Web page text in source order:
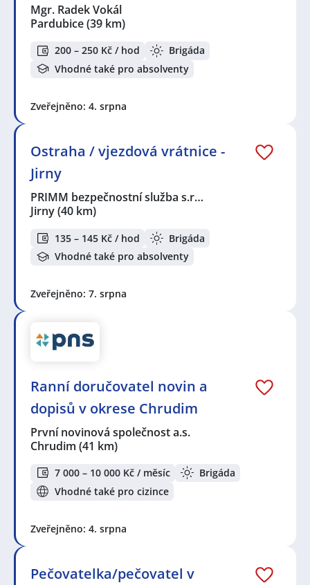
Mgr. Radek Vokál
Pardubice(39 km)
200 – 250 Kč / hod
Brigáda
Vhodné také pro absolventy
Zveřejněno: 4. srpna
Ostraha / vjezdová vrátnice -
Jirny
PRIMM bezpečnostní služba s.r…
Jirny(40 km)
135 – 145 Kč / hod
Brigáda
Vhodné také pro absolventy
Zveřejněno: 7. srpna
Ranní doručovatel novin a
dopisů v okrese Chrudim
První novinová společnost a.s.
Chrudim (41 km)
7 000 – 10 000 Kč / měsíc
Brigáda
Vhodné také pro cizince
Zveřejněno: 4. srpna
Pečovatelka/pečovatel v